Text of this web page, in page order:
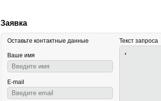
Заявка
Оставьте контактные данные
Ваше имя
E-mail
Текст запроса